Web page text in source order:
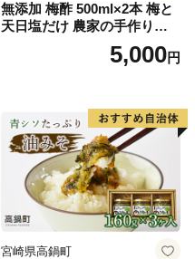
無添加 梅酢 500ml×2本 梅と
天日塩だけ 農家の手作り完
5,000円
宮崎県高鍋町